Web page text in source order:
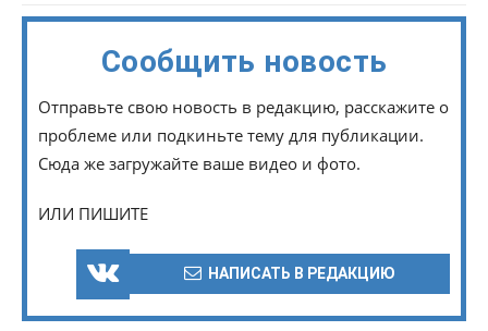
Сообщить новость
Отправьте свою новость в редакцию, расскажите о
проблеме или подкиньте тему для публикации.
Сюда же загружайте ваше видео и фото.
ИЛИ ПИШИТЕ
НАПИСАТЬ В РЕДАКЦИЮ